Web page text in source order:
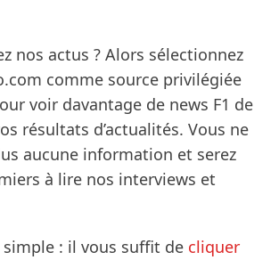
nos actus ? Alors sélectionnez
comme source privilégiée
voir davantage de news F1 de
résultats d’actualités. Vous ne
aucune information et serez
à lire nos interviews et
simple : il vous suffit de cliquer